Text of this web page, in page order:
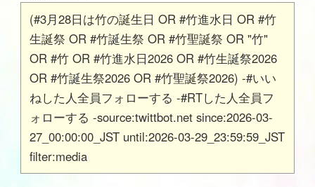
(#3月28日は竹の誕生日 OR #竹進水日 OR #竹
生誕祭 OR #竹誕生祭 OR #竹聖誕祭 OR "竹"
OR #竹 OR #竹進水日2026 OR #竹生誕祭2026
OR #竹誕生祭2026 OR #竹聖誕祭2026) -#いい
ねした人全員フォローする -#RTした人全員フ
ォローする -source:twittbot.net since:2026-03-
27_00:00:00_JST until:2026-03-29_23:59:59_JST
filter:media